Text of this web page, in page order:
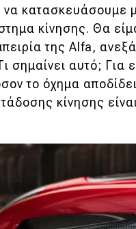
κατασκευάσουμε
κίνησης. Θα
της Alfa,
σημαίνει αυτό; Για
το όχημα
κίνησης